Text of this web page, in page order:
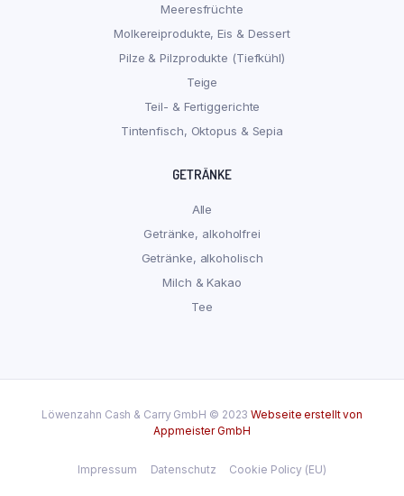
Meeresfrüchte
Molkereiprodukte, Eis & Dessert
Pilze & Pilzprodukte (Tiefkühl)
Teige
Teil- & Fertiggerichte
Tintenfisch, Oktopus & Sepia
GETRÄNKE
Alle
Getränke, alkoholfrei
Getränke, alkoholisch
Milch & Kakao
Tee
Löwenzahn Cash & Carry GmbH © 2023Webseite erstellt von
Appmeister GmbH
Impressum Datenschutz Cookie Policy (EU)